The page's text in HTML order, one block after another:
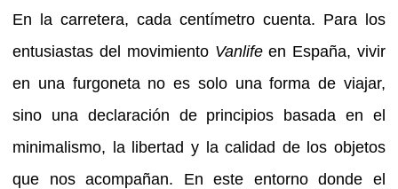
En la carretera, cada centímetro cuenta. Para los
entusiastas del movimiento Vanlifeen España, vivir
en una furgoneta no es solo una forma de viajar,
sino una declaración de principios basada en el
minimalismo, la libertad y la calidad de los objetos
que nos acompañan. En este entorno donde el